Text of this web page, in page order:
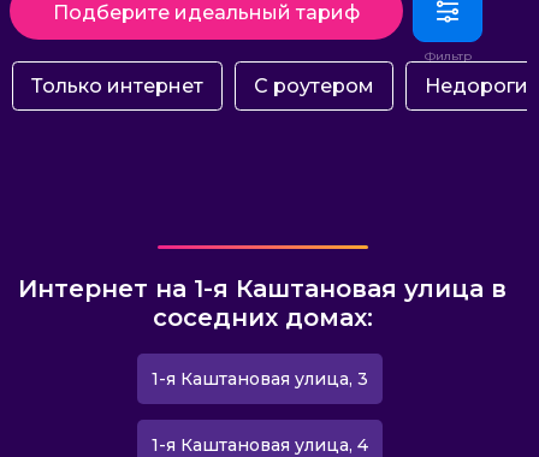
Подберите идеальный тариф
Только интернет С роутером Недорогие
Интернет на 1-я Каштановая улица в
соседних домах:
1-я Каштановая улица, 3
1-я Каштановая улица, 4